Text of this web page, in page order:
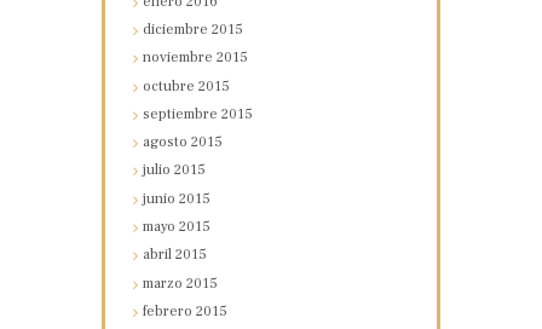
diciembre2015
noviembre2015
octubre2015
septiembre2015
agosto2015
julio2015
junio2015
mayo2015
abril2015
marzo2015
febrero2015